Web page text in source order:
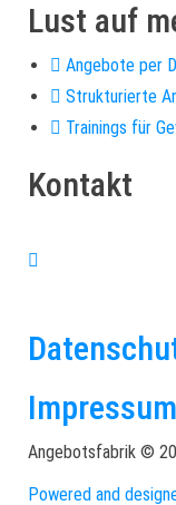
Lust auf
Angebote per
Strukturierte
Trainings für
Kontakt
Impressum
Angebotsfabrik ©
Powered and